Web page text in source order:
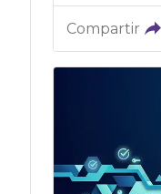
Compartir